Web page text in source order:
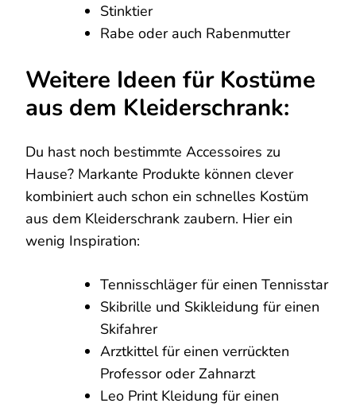
Stinktier
Rabe oder auch Rabenmutter
Weitere Ideen für Kostüme
aus dem Kleiderschrank:
Du hast noch bestimmte Accessoires zu
Hause? Markante Produkte können clever
kombiniert auch schon ein schnelles Kostüm
aus dem Kleiderschrank zaubern. Hier ein
wenig Inspiration:
Tennisschläger für einen Tennisstar
Skibrille und Skikleidung für einen
Skifahrer
Arztkittel für einen verrückten
Professor oder Zahnarzt
Leo Print Kleidung für einen